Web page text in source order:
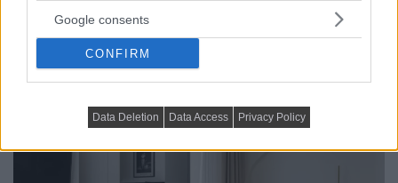
Google consents
CONFIRM
Data Deletion Data Access Privacy Policy